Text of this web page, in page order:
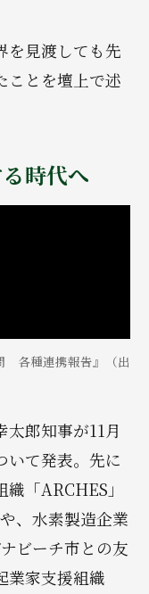
を見渡しても先
ことを壇上で述
時代へ
各種連携報告』（出
郎知事が11月
いて発表。先に
「ARCHES」
、水素製造企業
ビーチ市との友
業家支援組織